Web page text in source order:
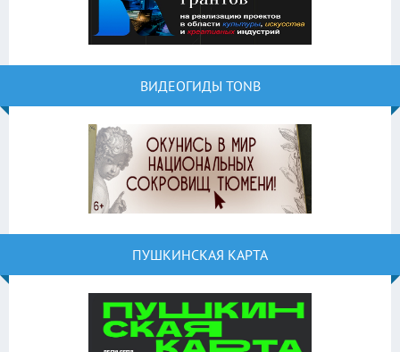
ВИДЕОГИДЫ TONB
ПУШКИНСКАЯ КАРТА